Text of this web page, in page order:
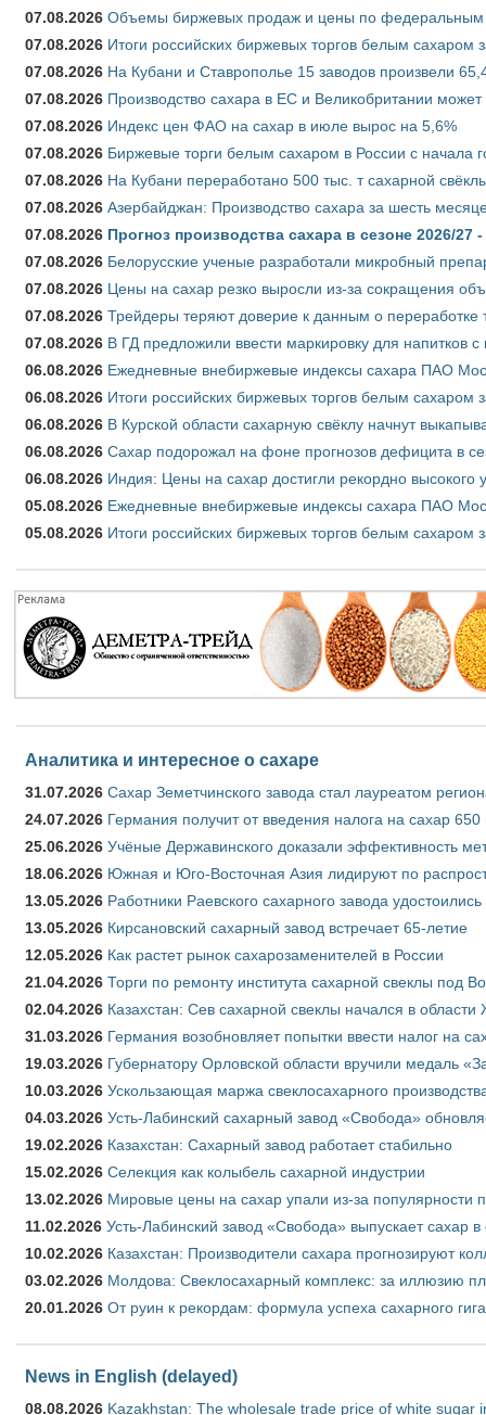
07.08.2026 Объемы биржевых продаж и цены по федеральным
07.08.2026 Итоги российских биржевых торгов белым сахаром
07.08.2026 На Кубани и Ставрополье 15 заводов произвели
07.08.2026 Производство сахара в ЕС и Великобритании
07.08.2026 Индекс цен ФАО на сахар в июле вырос на 5,6%
07.08.2026 Биржевые торги белым сахаром в России с начала
07.08.2026 На Кубани переработано 500 тыс. т сахарной
07.08.2026 Азербайджан: Производство сахара за шесть
07.08.2026 Прогноз производства сахара в сезоне 2026/
07.08.2026 Белорусские ученые разработали микробный
07.08.2026 Цены на сахар резко выросли из-за сокращения
07.08.2026 Трейдеры теряют доверие к данным о переработке
07.08.2026 В ГД предложили ввести маркировку для напитков
06.08.2026 Ежедневные внебиржевые индексы сахара ПАО
06.08.2026 Итоги российских биржевых торгов белым сахаром
06.08.2026 В Курской области сахарную свёклу начнут
06.08.2026 Сахар подорожал на фоне прогнозов дефицита в
06.08.2026 Индия: Цены на сахар достигли рекордно высокого
05.08.2026 Ежедневные внебиржевые индексы сахара ПАО
05.08.2026 Итоги российских биржевых торгов белым сахаром
Аналитика и интересное о сахаре
31.07.2026 Сахар Земетчинского завода стал лауреатом
24.07.2026 Германия получит от введения налога на сахар
25.06.2026 Учёные Державинского доказали эффективность
18.06.2026 Южная и Юго-Восточная Азия лидируют по
13.05.2026 Работники Раевского сахарного завода удостоились
13.05.2026 Кирсановский сахарный завод встречает 65-летие
12.05.2026 Как растет рынок сахарозаменителей в России
21.04.2026 Торги по ремонту института сахарной свеклы под
02.04.2026 Казахстан: Сев сахарной свеклы начался в области
31.03.2026 Германия возобновляет попытки ввести налог на
19.03.2026 Губернатору Орловской области вручили медаль
10.03.2026 Ускользающая маржа свеклосахарного
04.03.2026 Усть-Лабинский сахарный завод «Свобода»
19.02.2026 Казахстан: Сахарный завод работает стабильно
15.02.2026 Селекция как колыбель сахарной индустрии
13.02.2026 Мировые цены на сахар упали из-за популярности
11.02.2026 Усть-Лабинский завод «Свобода» выпускает сахар в
10.02.2026 Казахстан: Производители сахара прогнозируют
03.02.2026 Молдова: Свеклосахарный комплекс: за иллюзию
20.01.2026 От руин к рекордам: формула успеха сахарного
News in English (delayed)
08.08.2026 Kazakhstan: The wholesale trade price of white sugar